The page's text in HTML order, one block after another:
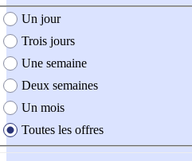
création de l'offre
Un jour
Trois jours
Une semaine
Deux semaines
Un mois
Toutes les offres